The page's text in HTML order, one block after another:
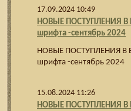
17.09.2024 10:49
НОВЫЕ ПОСТУПЛЕНИЯ В
шрифта -сентябрь 2024
НОВЫЕ ПОСТУПЛЕНИЯ В
шрифта -сентябрь 2024
15.08.2024 11:26
НОВЫЕ ПОСТУПЛЕНИЯ В